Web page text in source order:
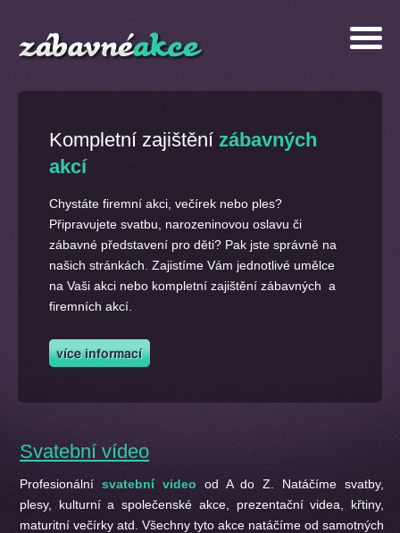
Kompletní zajištění zábavných
akcí
Chystáte firemní akci, večírek nebo ples?
Připravujete svatbu, narozeninovou oslavu či
zábavné představení pro děti? Pak jste správně na
našich stránkách. Zajistíme Vám jednotlivé umělce
na Vaši akci nebo kompletní zajištění zábavných a
firemních akcí.
Svatební vídeo
Profesionální svatební video od A do Z. Natáčíme svatby,
plesy, kulturní a společenské akce, prezentační videa, křtiny,
maturitní večírky atd. Všechny tyto akce natáčíme od samotných